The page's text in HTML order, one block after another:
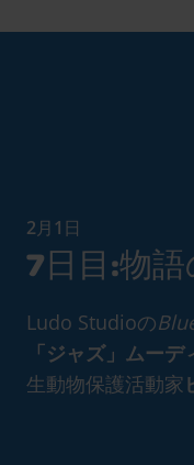
2月1日
7日目:物語
Ludo Studioの
「ジャズ」ムーデ
生動物保護活動家